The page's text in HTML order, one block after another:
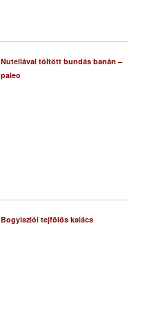
Nutellával töltött bundás banán –
paleo
Bogyiszlói tejfölös kalács